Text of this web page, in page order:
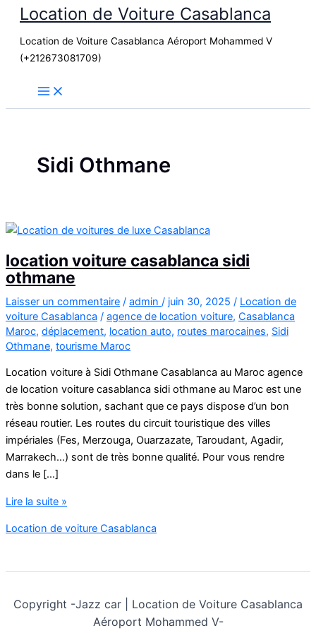
contenu
Location de Voiture Casablanca
Location de Voiture Casablanca Aéroport Mohammed V
(+212673081709)
Sidi Othmane
location voiture casablanca sidi
othmane
Laisser un commentaire / admin / juin 30, 2025 / Location de
voiture Casablanca / agence de location voiture, Casablanca
Maroc, déplacement, location auto, routes marocaines, Sidi
Othmane, tourisme Maroc
Location voiture à Sidi Othmane Casablanca au Maroc agence
de location voiture casablanca sidi othmane au Maroc est une
très bonne solution, sachant que ce pays dispose d’un bon
réseau routier. Les routes du circuit touristique des villes
impériales (Fes, Merzouga, Ouarzazate, Taroudant, Agadir,
Marrakech…) sont de très bonne qualité. Pour vous rendre
dans le […]
location
casablanca
othmane
Lire la suite »
Location de voiture Casablanca
Copyright -Jazz car | Location de Voiture Casablanca
Aéroport Mohammed V-